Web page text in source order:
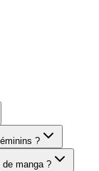
?
manga ?